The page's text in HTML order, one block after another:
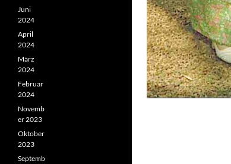
Juni
2024
April
2024
März
2024
Februar
2024
Novemb
er 2023
Oktober
2023
Septemb